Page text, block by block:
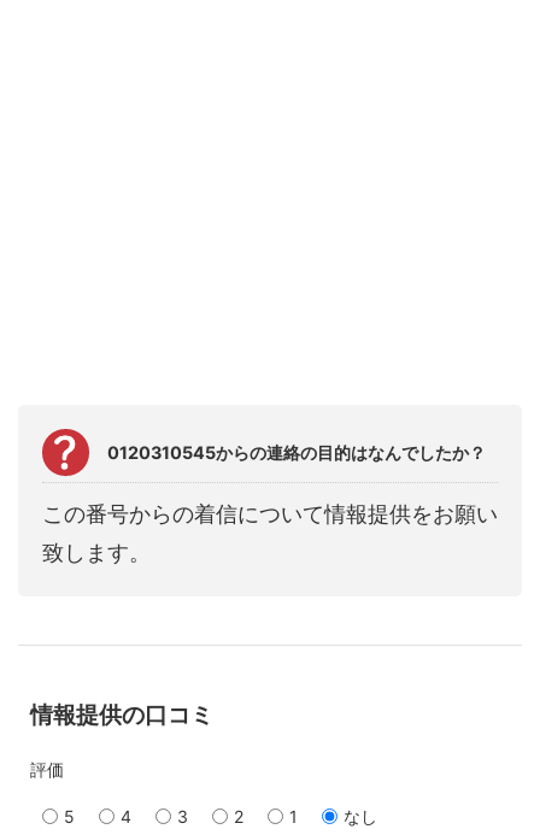
0120310545からの連絡の目的はなんでしたか？
この番号からの着信について情報提供をお願い
致します。
情報提供の口コミ
評価
5 4 3 2 1 なし